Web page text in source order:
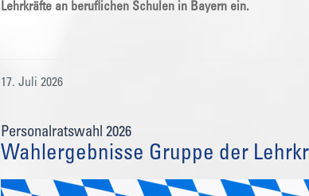
Lehrkräfte an beruflichen Schulen in Bayern ein.
17. Juli 2026
Personalratswahl 2026
Wahlergebnisse Gruppe der